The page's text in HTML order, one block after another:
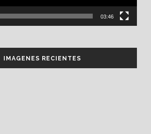
03:46
IMAGENES RECIENTES